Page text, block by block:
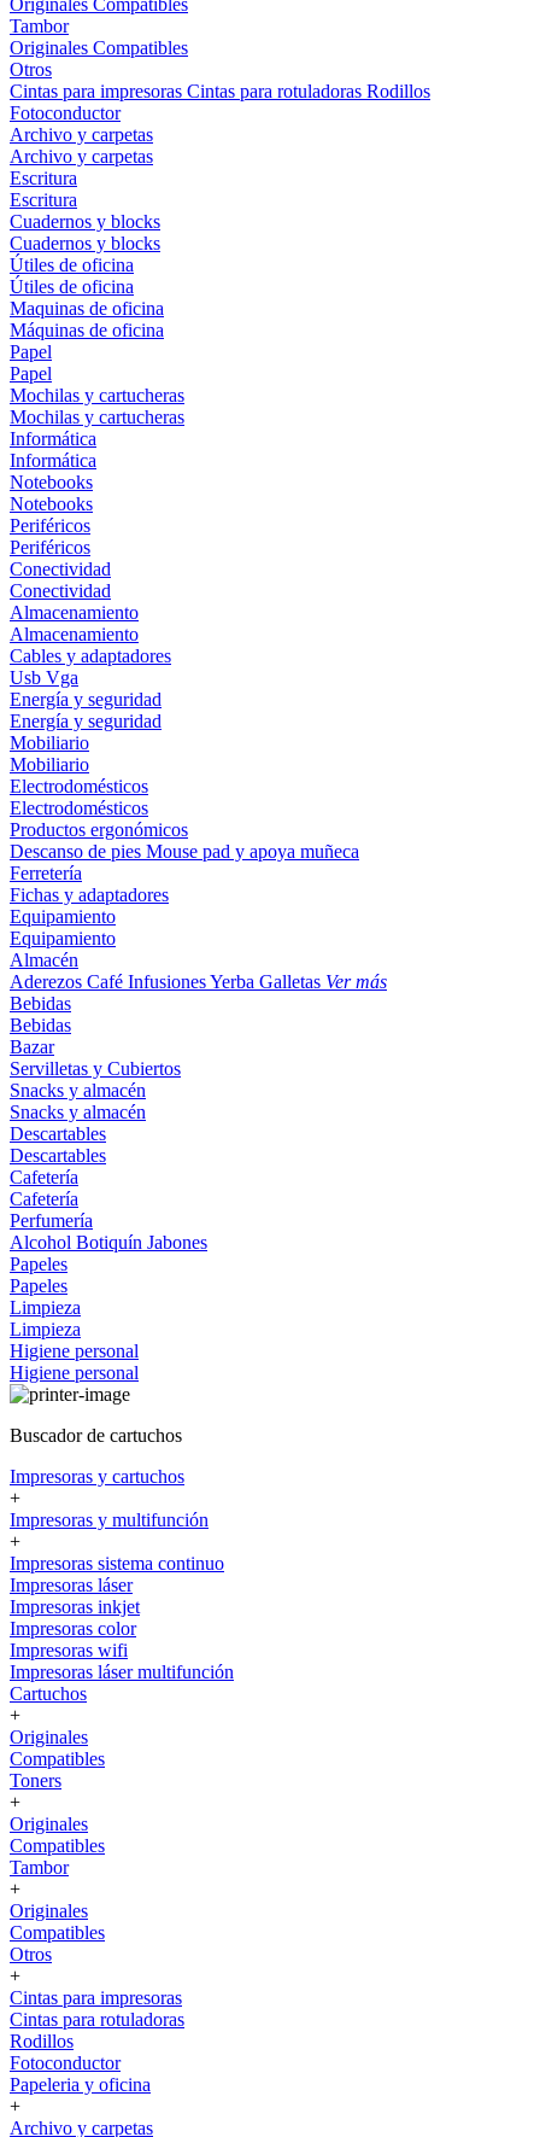
Originales Compatibles
Tambor
Originales Compatibles
Otros
Cintas para impresoras Cintas para rotuladoras Rodillos
Fotoconductor
Archivo y carpetas
Archivo y carpetas
Escritura
Escritura
Cuadernos y blocks
Cuadernos y blocks
Útiles de oficina
Útiles de oficina
Maquinas de oficina
Máquinas de oficina
Papel
Papel
Mochilas y cartucheras
Mochilas y cartucheras
Informática
Informática
Notebooks
Notebooks
Periféricos
Periféricos
Conectividad
Conectividad
Almacenamiento
Almacenamiento
Cables y adaptadores
Usb Vga
Energía y seguridad
Energía y seguridad
Mobiliario
Mobiliario
Electrodomésticos
Electrodomésticos
Productos ergonómicos
Descanso de pies Mouse pad y apoya muñeca
Ferretería
Fichas y adaptadores
Equipamiento
Equipamiento
Almacén
Aderezos Café InfusionesYerba Galletas Ver más
Bebidas
Bebidas
Bazar
Servilletas y Cubiertos
Snacks y almacén
Snacks y almacén
Descartables
Descartables
Cafetería
Cafetería
Perfumería
Alcohol Botiquín Jabones
Papeles
Papeles
Limpieza
Limpieza
Higiene personal
Higiene personal
Buscador de cartuchos
Impresoras y cartuchos
+
Impresoras y multifunción
+
Impresoras sistema continuo
Impresoras láser
Impresoras inkjet
Impresoras color
Impresoras wifi
Impresoras láser multifunción
Cartuchos
+
Originales
Compatibles
Toners
+
Originales
Compatibles
Tambor
+
Originales
Compatibles
Otros
+
Cintas para impresoras
Cintas para rotuladoras
Rodillos
Fotoconductor
Papeleria y oficina
+
Archivo y carpetas